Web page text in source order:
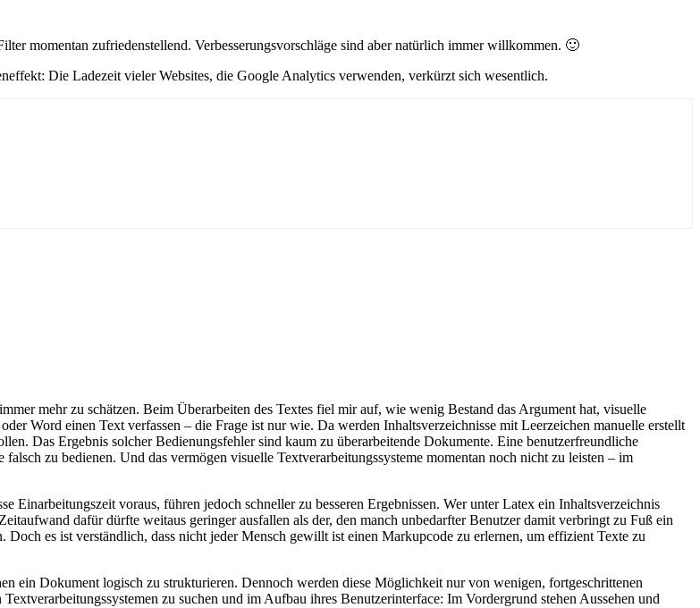
momentan zufriedenstellend. Verbesserungsvorschläge sind aber natürlich immer willkommen. 🙂
Die Ladezeit vieler Websites, die Google Analytics verwenden, verkürzt sich wesentlich.
immer mehr zu schätzen. Beim Überarbeiten des Textes fiel mir auf, wie wenig Bestand das Argument hat, visuelle
Word einen Text verfassen – die Frage ist nur wie. Da werden Inhaltsverzeichnisse mit Leerzeichen manuelle erstellt
Das Ergebnis solcher Bedienungsfehler sind kaum zu überarbeitende Dokumente. Eine benutzerfreundliche
zu bedienen. Und das vermögen visuelle Textverarbeitungssysteme momentan noch nicht zu leisten – im
Einarbeitungszeit voraus, führen jedoch schneller zu besseren Ergebnissen. Wer unter Latex ein Inhaltsverzeichnis
dafür dürfte weitaus geringer ausfallen als der, den manch unbedarfter Benutzer damit verbringt zu Fuß ein
es ist verständlich, dass nicht jeder Mensch gewillt ist einen Markupcode zu erlernen, um effizient Texte zu
ein Dokument logisch zu strukturieren. Dennoch werden diese Möglichkeit nur von wenigen, fortgeschrittenen
zu suchen und im Aufbau ihres Benutzerinterface: Im Vordergrund stehen Aussehen und